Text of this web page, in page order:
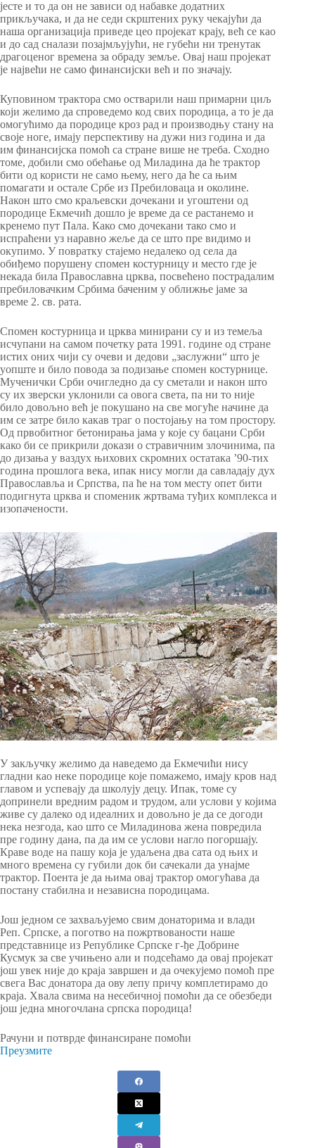
јесте и то да он не зависи од набавке додатних
прикључака, и да не седи скрштених руку чекајући да
наша организација приведе цео пројекат крају, већ се као
и до сад сналази позајмљујући, не губећи ни тренутак
драгоценог времена за обраду земље. Овај наш пројекат
је највећи не само финансијски већ и по значају.
Куповином трактора смо остварили наш примарни циљ
који желимо да спроведемо код свих породица, а то је да
омогућимо да породице кроз рад и производњу стану на
своје ноге, имају перспективу на дужи низ година и да
им финансијска помоћ са стране више не треба. Сходно
томе, добили смо обећање од Миладина да ће трактор
бити од користи не само њему, него да ће са њим
помагати и остале Србе из Пребиловаца и околине.
Након што смо краљевски дочекани и угоштени од
породице Екмечић дошло је време да се растанемо и
кренемо пут Пала. Како смо дочекани тако смо и
испраћени уз наравно жеље да се што пре видимо и
окупимо. У повратку стајемо недалеко од села да
обиђемо порушену спомен костурницу и место где је
некада била Православна црква, посвећено пострадалим
пребиловачким Србима баченим у оближње јаме за
време 2. св. рата.
Спомен костурница и црква минирани су и из темеља
исчупани на самом почетку рата 1991. године од стране
истих оних чији су очеви и дедови „заслужни“ што је
уопште и било повода за подизање спомен костурнице.
Мученички Срби очигледно да су сметали и након што
су их зверски уклонили са овога света, па ни то није
било довољно већ је покушано на све могуће начине да
им се затре било какав траг о постојању на том простору.
Од првобитног бетонирања јама у које су бацани Срби
како би се прикрили докази о стравичним злочинима, па
до дизања у ваздух њихових скромних остатака ’90-тих
година прошлога века, ипак нису могли да савладају дух
Православља и Српства, па ће на том месту опет бити
подигнута црква и споменик жртвама туђих комплекса и
изопачености.
У закључку желимо да наведемо да Екмечићи нису
гладни као неке породице које помажемо, имају кров над
главом и успевају да школују децу. Ипак, томе су
допринели вредним радом и трудом, али услови у којима
живе су далеко од идеалних и довољно је да се догоди
нека незгода, као што се Миладинова жена повредила
пре годину дана, па да им се услови нагло погоршају.
Краве воде на пашу која је удаљена два сата од њих и
много времена су губили док би сачекали да унајме
трактор. Поента је да њима овај трактор омогућава да
постану стабилна и независна породицама.
Још једном се захваљујемо свим донаторима и влади
Реп. Српске, а поготво на пожртвованости наше
представнице из Републике Српске г-ђе Добрине
Кусмук за све учињено али и подсећамо да овај пројекат
још увек није до краја завршен и да очекујемо помоћ пре
свега Вас донатора да ову лепу причу комплетирамо до
краја. Хвала свима на несебичној помоћи да се обезбеди
још једна многочлана српска породица!
Рачуни и потврде финансиране помоћи
Преузмите